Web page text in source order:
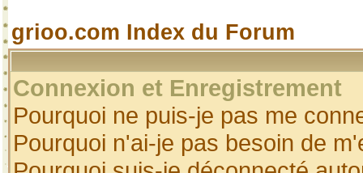
grioo.com Index du Forum
Connexion et Enregistrement
Pourquoi ne puis-je pas me
Pourquoi n'ai-je pas besoin de